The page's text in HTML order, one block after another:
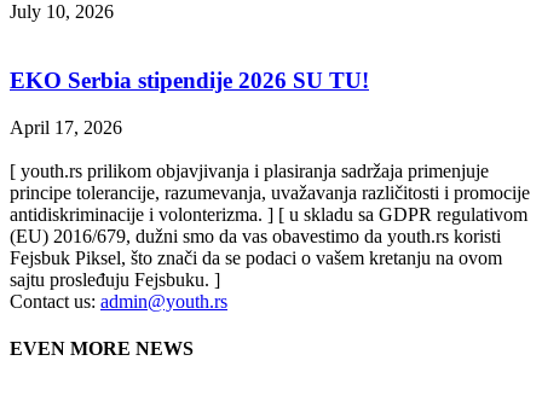
July 10, 2026
EKO Serbia stipendije 2026 SU TU!
April 17, 2026
[ youth.rs prilikom objavjivanja i plasiranja sadržaja primenjuje
principe tolerancije, razumevanja, uvažavanja različitosti i promocije
antidiskriminacije i volonterizma. ] [ u skladu sa GDPR regulativom
(EU) 2016/679, dužni smo da vas obavestimo da youth.rs koristi
Fejsbuk Piksel, što znači da se podaci o vašem kretanju na ovom
sajtu prosleđuju Fejsbuku. ]
Contact us: admin@youth.rs
EVEN MORE NEWS